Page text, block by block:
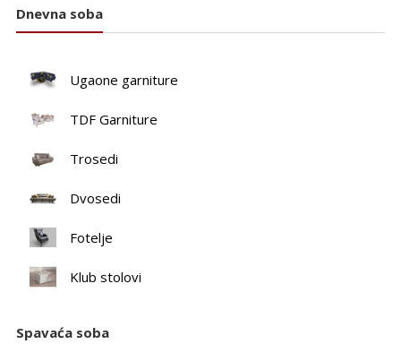
Dnevna soba
Ugaone garniture
TDF Garniture
Trosedi
Dvosedi
Fotelje
Klub stolovi
Spavaća soba